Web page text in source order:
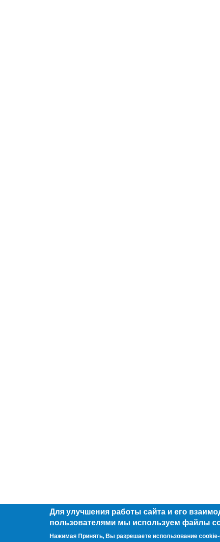
Для улучшения работы сайта и его
пользователями мы используем файлы
Нажимая Принять, Вы разрешаете использование